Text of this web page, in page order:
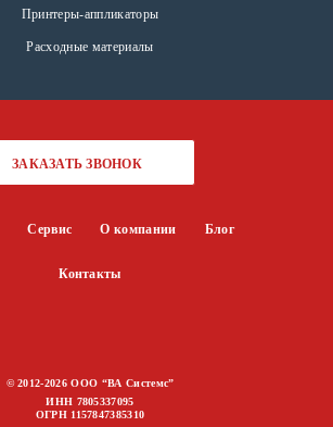
Принтеры-аппликаторы
Расходные материалы
ЗАКАЗАТЬ ЗВОНОК
Сервис О компании Блог
Контакты
© 2012-2026 ООО “ВА Системс”
ИНН 7805337095
ОГРН 1157847385310